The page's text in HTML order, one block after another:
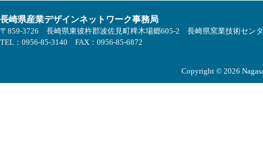
長崎県産業デザインネットワーク事務局
〒859-3726 長崎県東彼杵郡波佐見町稗木場郷605-2 長崎県窯業技術セン
TEL：0956-85-3140 FAX：0956-85-6872
Copyright © 2026